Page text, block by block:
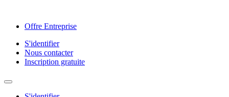
Offre Entreprise
S'identifier
Nous contacter
Inscription gratuite